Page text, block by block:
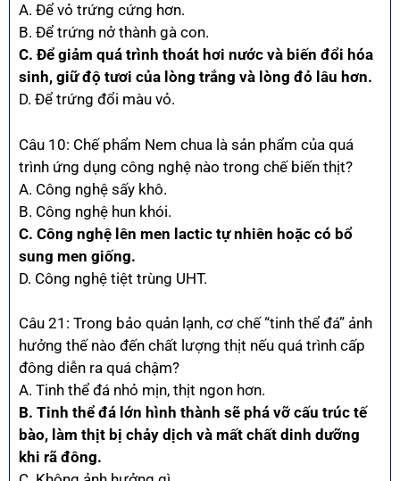
A. Để vỏ trứng cứng hơn.
B. Để trứng nở thành gà con.
C. Để giảm quá trình thoát hơi nước và biến đổi hóa
sinh, giữ độ tươi của lòng trắng và lòng đỏ lâu hơn.
D. Để trứng đổi màu vỏ.
Câu 10: Chế phẩm Nem chua là sản phẩm của quá
trình ứng dụng công nghệ nào trong chế biến thịt?
A. Công nghệ sấy khô.
B. Công nghệ hun khói.
C. Công nghệ lên men lactic tự nhiên hoặc có bổ
sung men giống.
D. Công nghệ tiệt trùng UHT.
Câu 21: Trong bảo quản lạnh, cơ chế “tinh thể đá” ảnh
hưởng thế nào đến chất lượng thịt nếu quá trình cấp
đông diễn ra quá chậm?
A. Tinh thể đá nhỏ mịn, thịt ngon hơn.
B. Tinh thể đá lớn hình thành sẽ phá vỡ cấu trúc tế
bào, làm thịt bị chảy dịch và mất chất dinh dưỡng
khi rã đông.